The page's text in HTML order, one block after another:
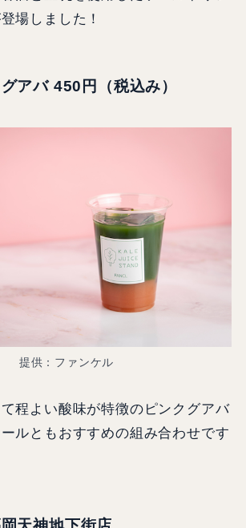
場しました！
アバ 450円（税込み）
提供：ファンケル
程よい酸味が特徴のピンクグアバ
ルともおすすめの組み合わせです